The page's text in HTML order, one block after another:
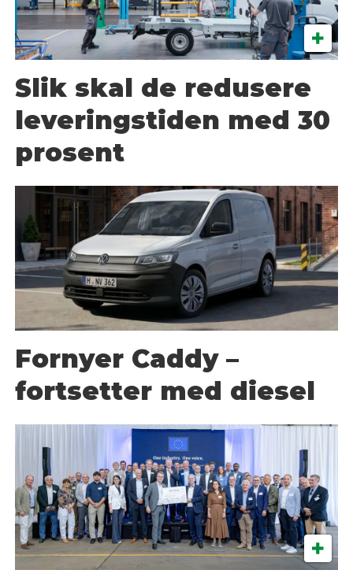
Slik skal de redusere
leveringstiden med 30
prosent
Fornyer Caddy –
fortsetter med diesel